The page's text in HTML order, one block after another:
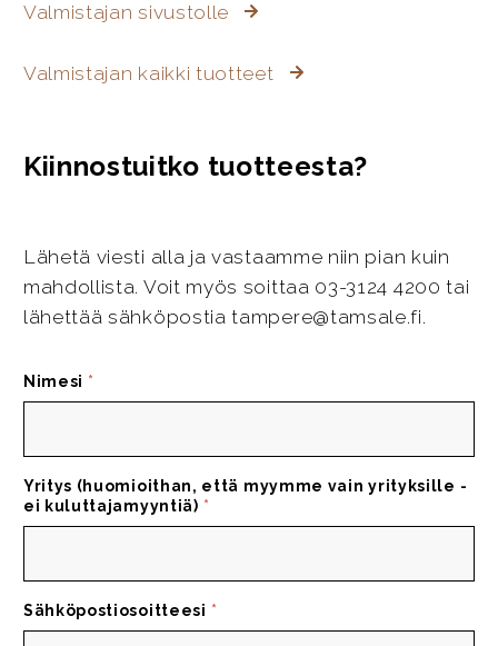
Valmistajan sivustolle
Valmistajan kaikki tuotteet
Kiinnostuitko tuotteesta?
Lähetä viesti alla ja vastaamme niin pian kuin
mahdollista. Voit myös soittaa 03-3124 4200 tai
lähettää sähköpostia tampere@tamsale.fi.
Nimesi *
Yritys (huomioithan, että myymme vain yrityksille -
ei kuluttajamyyntiä) *
Sähköpostiosoitteesi *